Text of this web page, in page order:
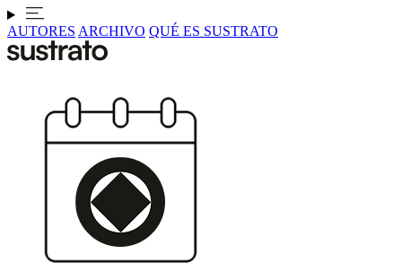
AUTORES ARCHIVO QUÉ ES SUSTRATO